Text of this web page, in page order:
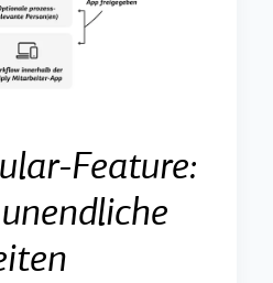
Feature: